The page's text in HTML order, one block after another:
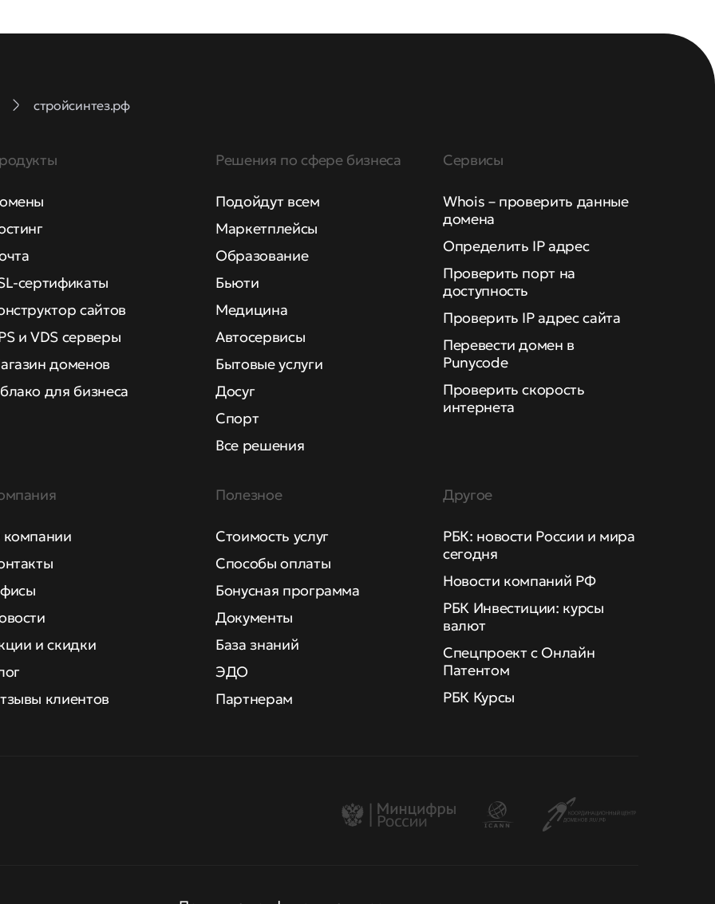
стройсинтез.рф
сертификаты
сайтов
и VDS серверы
доменов
для бизнеса
Решения по сфере бизнеса
Подойдут всем
Маркетплейсы
Образование
Бьюти
Медицина
Автосервисы
Бытовые услуги
Досуг
Спорт
Все решения
Сервисы
Whois – проверить данные
домена
Определить IP адрес
Проверить порт на
доступность
Проверить IP адрес сайта
Перевести домен в
Punycode
Проверить скорость
интернета
и скидки
клиентов
Полезное
Стоимость услуг
Способы оплаты
Бонусная программа
Документы
База знаний
ЭДО
Партнерам
Другое
РБК: новости России и мира
сегодня
Новости компаний РФ
РБК Инвестиции: курсы
валют
Спецпроект с Онлайн
Патентом
РБК Курсы